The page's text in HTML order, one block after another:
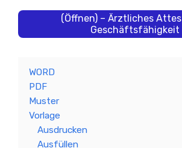
(Öffnen) – Ärztliches
Geschäftsfähigkeit
WORD
PDF
Muster
Vorlage
Ausdrucken
Ausfüllen